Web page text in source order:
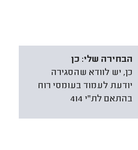
הבחירה שלי: כן
כן, יש לוודא שהסגירה
יודעת לעמוד בעומסי רוח
בהתאם לת"י 414